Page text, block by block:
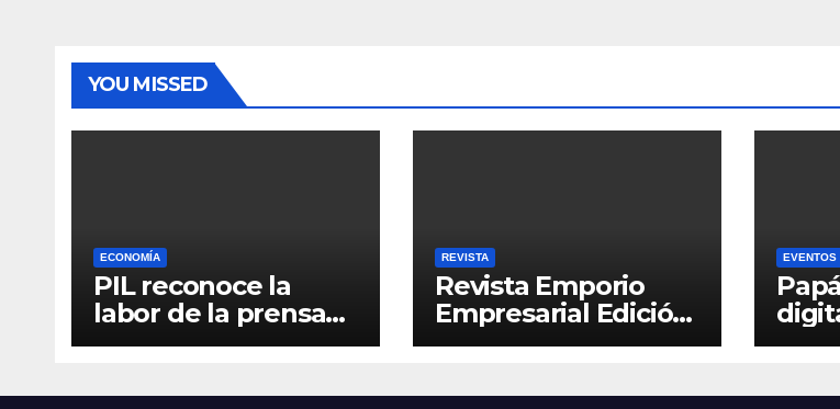
YOU MISSED
ECONOMÍA
PIL reconoce la
labor de la prensa
con el “Relatos que
REVISTA
Revista Emporio
Empresarial Edición
6
EVENTOS